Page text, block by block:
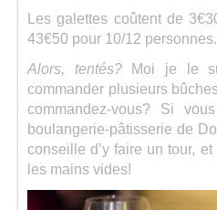
Les galettes coûtent de
43€50 pour 10/12 personnes.
Alors, tentés?Moi je le
commander plusieurs
commandez-vous? Si
boulangerie-pâtisserie de
conseille d’y faire un tour,
les mains vides!